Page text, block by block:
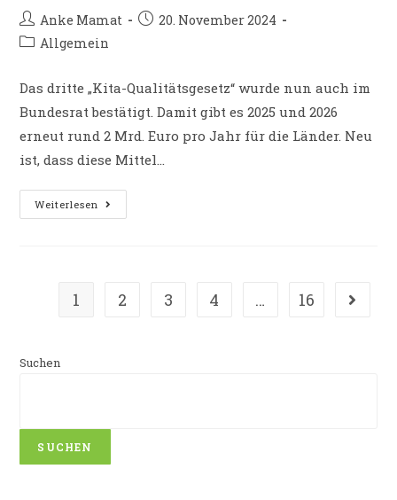
Anke Mamat
20. November 2024
Allgemein
Das dritte „Kita-Qualitätsgesetz“ wurde nun auch im
Bundesrat bestätigt. Damit gibt es 2025 und 2026
erneut rund 2 Mrd. Euro pro Jahr für die Länder. Neu
ist, dass diese Mittel…
Weiterlesen
1 2 3 4 … 16
Suchen
SUCHEN